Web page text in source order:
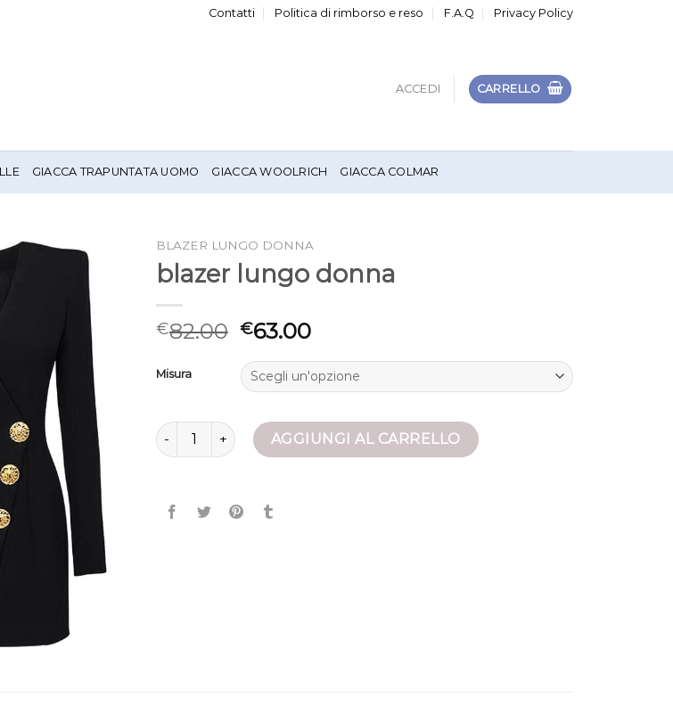
Contatti Politica di rimborso e reso F.A.Q Privacy Policy
ACCEDI CARRELLO
GIACCA TRAPUNTATA UOMO GIACCA WOOLRICH GIACCA COLMAR
BLAZER LUNGO DONNA
blazer lungo donna
€82.00 €63.00
Misura
blazer lungo donna quantitàAGGIUNGI AL CARRELLO